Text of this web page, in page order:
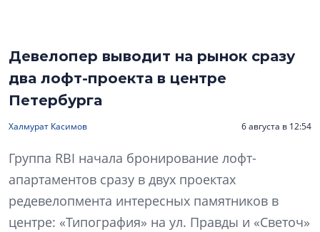
Девелопер выводит на рынок сразу
два лофт-проекта в центре
Петербурга
Халмурат Касимов 6 августа в 12:54
Группа RBI начала бронирование лофт-
апартаментов сразу в двух проектах
редевелопмента интересных памятников в
центре: «Типография» на ул. Правды и «Светоч»